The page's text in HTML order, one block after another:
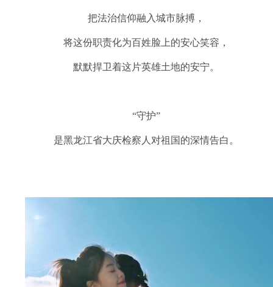
把法治信仰融入城市脉搏，
将这份职责化为百姓脸上的安心笑容，
默默捍卫着这片英雄土地的安宁。
“守护”
是黑龙江省大庆检察人对祖国的深情告白。